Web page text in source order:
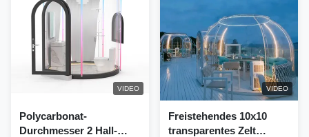
VIDEO
Polycarbonat-
Durchmesser 2 Hall-
VIDEO
Freistehendes 10x10
transparentes Zelt